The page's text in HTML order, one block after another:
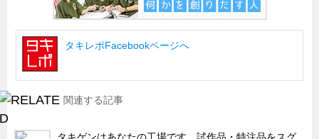
医療・福祉・介護関連
ロボット・自動化装置関連
二次電池関連
タキレポFacebookページへ
関連する記事
タキゲンはあなたの工場です。試作品・特注品をスグ